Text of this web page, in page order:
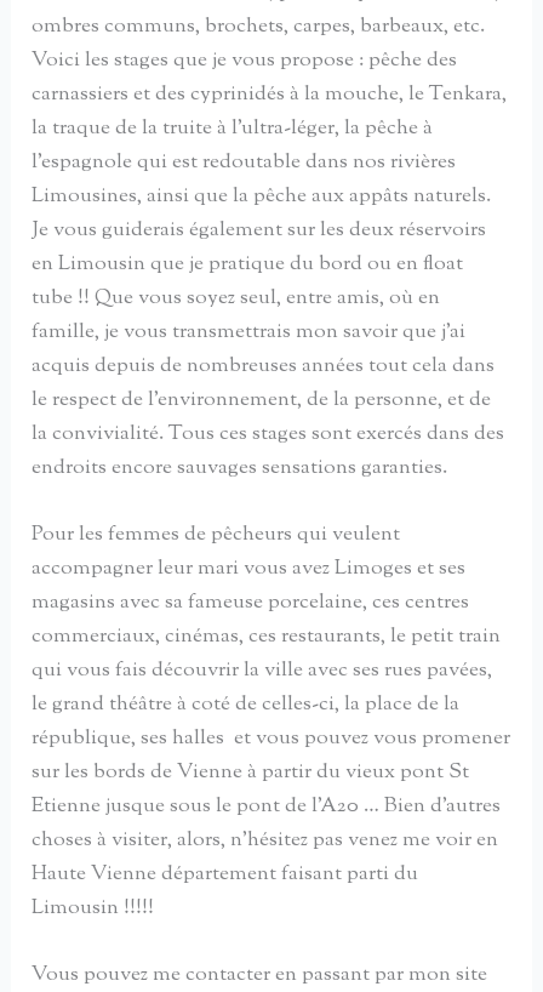
ombres communs, brochets, carpes, barbeaux, etc.
Voici les stages que je vous propose : pêche des
carnassiers et des cyprinidés à la mouche, le Tenkara,
la traque de la truite à l’ultra-léger, la pêche à
l’espagnole qui est redoutable dans nos rivières
Limousines, ainsi que la pêche aux appâts naturels.
Je vous guiderais également sur les deux réservoirs
en Limousin que je pratique du bord ou en float
tube !! Que vous soyez seul, entre amis, où en
famille, je vous transmettrais mon savoir que j’ai
acquis depuis de nombreuses années tout cela dans
le respect de l’environnement, de la personne, et de
la convivialité. Tous ces stages sont exercés dans des
endroits encore sauvages sensations garanties.
Pour les femmes de pêcheurs qui veulent
accompagner leur mari vous avez Limoges et ses
magasins avec sa fameuse porcelaine, ces centres
commerciaux, cinémas, ces restaurants, le petit train
qui vous fais découvrir la ville avec ses rues pavées,
le grand théâtre à coté de celles-ci, la place de la
république, ses halles et vous pouvez vous promener
sur les bords de Vienne à partir du vieux pont St
Etienne jusque sous le pont de l’A20 … Bien d’autres
choses à visiter, alors, n’hésitez pas venez me voir en
Haute Vienne département faisant parti du
Limousin !!!!!
Vous pouvez me contacter en passant par mon site